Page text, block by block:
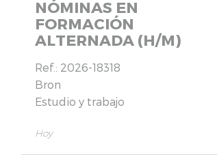
NÓMINAS EN
FORMACIÓN
ALTERNADA (H/M)
Ref.: 2026-18318
Bron
Estudio y trabajo
Hoy